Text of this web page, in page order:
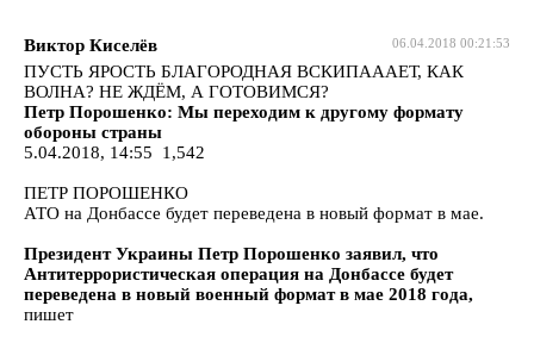
06.04.2018 00:21:53
Виктор Киселёв
ПУСТЬ ЯРОСТЬ БЛАГОРОДНАЯ ВСКИПАААЕТ, КАК
ВОЛНА? НЕ ЖДЁМ, А ГОТОВИМСЯ?
Петр Порошенко: Мы переходим к другому формату
обороны страны
5.04.2018, 14:55 1,542
ПЕТР ПОРОШЕНКО
АТО на Донбассе будет переведена в новый формат в мае.
Президент Украины Петр Порошенко заявил, что
Антитеррористическая операция на Донбассе будет
переведена в новый военный формат в мае 2018 года,
пишет